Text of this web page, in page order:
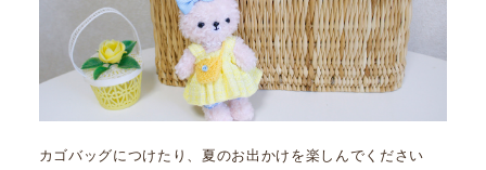
カゴバッグにつけたり、夏のお出かけを楽しんでください